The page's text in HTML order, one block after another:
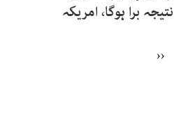
نتیجہ برا ہوگا، امریکہ
‹‹